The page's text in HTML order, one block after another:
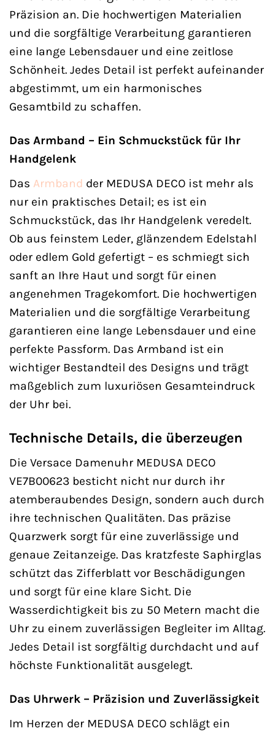
Präzision an. Die hochwertigen Materialien
und die sorgfältige Verarbeitung garantieren
eine lange Lebensdauer und eine zeitlose
Schönheit. Jedes Detail ist perfekt aufeinander
abgestimmt, um ein harmonisches
Gesamtbild zu schaffen.
Das Armband – Ein Schmuckstück für Ihr
Handgelenk
Das Armband der MEDUSA DECO ist mehr als
nur ein praktisches Detail; es ist ein
Schmuckstück, das Ihr Handgelenk veredelt.
Ob aus feinstem Leder, glänzendem Edelstahl
oder edlem Gold gefertigt – es schmiegt sich
sanft an Ihre Haut und sorgt für einen
angenehmen Tragekomfort. Die hochwertigen
Materialien und die sorgfältige Verarbeitung
garantieren eine lange Lebensdauer und eine
perfekte Passform. Das Armband ist ein
wichtiger Bestandteil des Designs und trägt
maßgeblich zum luxuriösen Gesamteindruck
der Uhr bei.
Technische Details, die überzeugen
Die Versace Damenuhr MEDUSA DECO
VE7B00623 besticht nicht nur durch ihr
atemberaubendes Design, sondern auch durch
ihre technischen Qualitäten. Das präzise
Quarzwerk sorgt für eine zuverlässige und
genaue Zeitanzeige. Das kratzfeste Saphirglas
schützt das Zifferblatt vor Beschädigungen
und sorgt für eine klare Sicht. Die
Wasserdichtigkeit bis zu 50 Metern macht die
Uhr zu einem zuverlässigen Begleiter im Alltag.
Jedes Detail ist sorgfältig durchdacht und auf
höchste Funktionalität ausgelegt.
Das Uhrwerk – Präzision und Zuverlässigkeit
Im Herzen der MEDUSA DECO schlägt ein